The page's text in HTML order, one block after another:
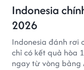
Indonesia
2026
Indonesia đánh rơi
chỉ có kết quả hòa
ngay từ vòng bảng